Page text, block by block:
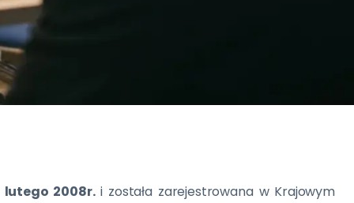
lutego 2008r.i została zarejestrowana w Krajowym